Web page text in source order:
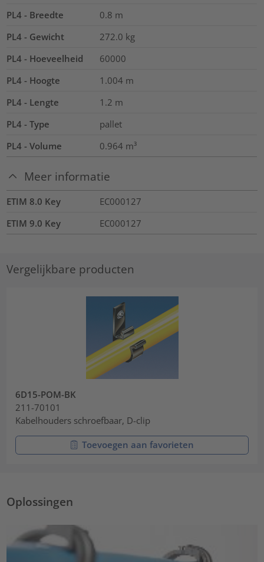
PL4 - Breedte
0.8 m
PL4 - Gewicht
272.0 kg
PL4 - Hoeveelheid
60000
PL4 - Hoogte
1.004 m
PL4 - Lengte
1.2 m
PL4 - Type
pallet
PL4 - Volume
0.964 m³
Meer informatie
ETIM 8.0 Key
EC000127
ETIM 9.0 Key
EC000127
Vergelijkbare producten
6D15-POM-BK
211-70101
Kabelhouders schroefbaar, D-clip
Toevoegen aan favorieten
Oplossingen